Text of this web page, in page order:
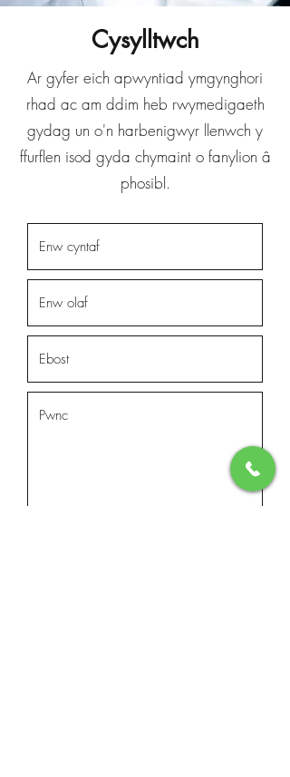
Cysylltwch
Ar gyfer eich apwyntiad ymgynghori
rhad ac am ddim heb rwymedigaeth
gydag un o'n harbenigwyr llenwch y
ffurflen isod gyda chymaint o fanylion â
phosibl.